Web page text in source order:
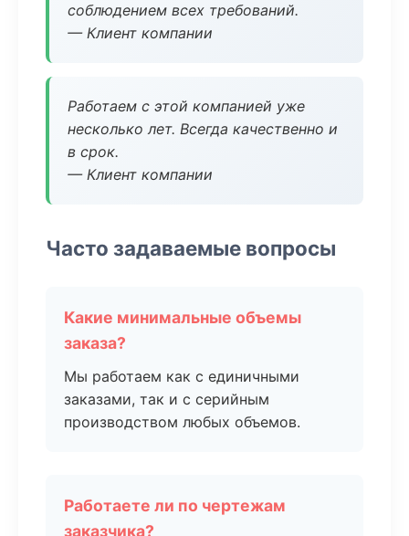
соблюдением всех требований.
— Клиент компании
Работаем с этой компанией уже
несколько лет. Всегда качественно и
в срок.
— Клиент компании
Часто задаваемые вопросы
Какие минимальные объемы
заказа?
Мы работаем как с единичными
заказами, так и с серийным
производством любых объемов.
Работаете ли по чертежам
заказчика?